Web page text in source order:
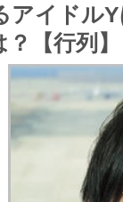
アイドル
【行列】